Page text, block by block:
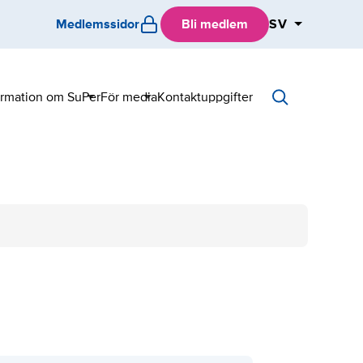
Medlemssidor Bli medlem SV
om SuPerSubFör mediaSubKontaktuppgifter